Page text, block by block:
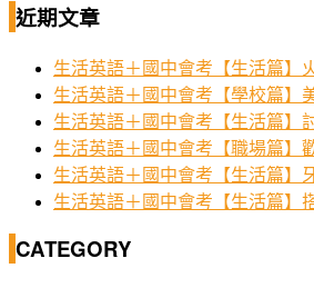
近期文章
生活英語＋國中會考【生活篇】
生活英語＋國中會考【學校篇】
生活英語＋國中會考【生活篇】
生活英語＋國中會考【職場篇】
生活英語＋國中會考【生活篇】
生活英語＋國中會考【生活篇】
CATEGORY